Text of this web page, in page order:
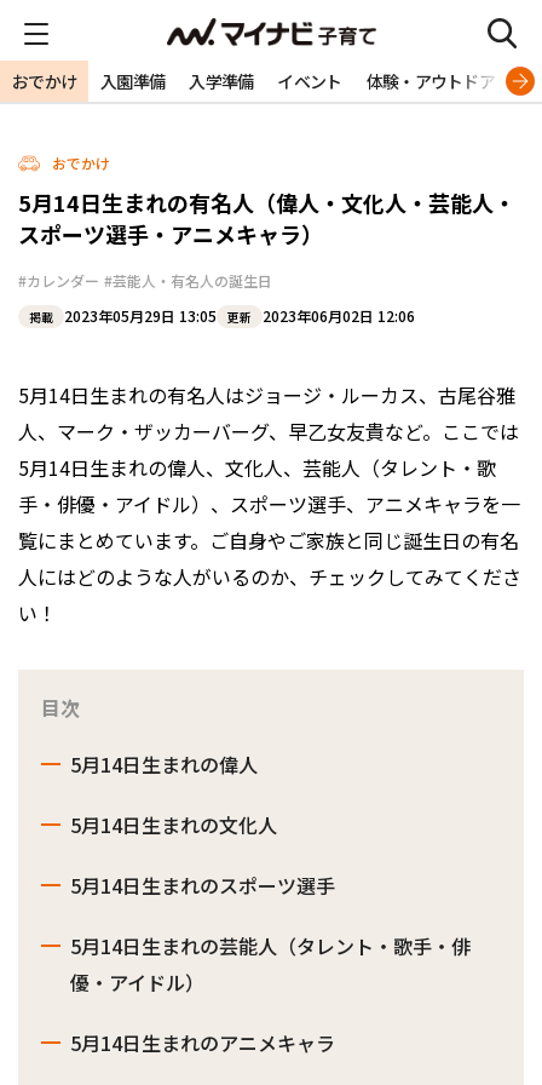
おでかけ 入園準備 入学準備 イベント 体験・アウトドア 旅
おでかけ
5月14日生まれの有名人（偉人・文化人・芸能人・
スポーツ選手・アニメキャラ）
#カレンダー #芸能人・有名人の誕生日
掲載 2023年05月29日 13:05 更新 2023年06月02日 12:06
5月14日生まれの有名人はジョージ・ルーカス、古尾谷雅
人、マーク・ザッカーバーグ、早乙女友貴など。ここでは
5月14日生まれの偉人、文化人、芸能人（タレント・歌
手・俳優・アイドル）、スポーツ選手、アニメキャラを一
覧にまとめています。ご自身やご家族と同じ誕生日の有名
人にはどのような人がいるのか、チェックしてみてくださ
い！
目次
5月14日生まれの偉人
5月14日生まれの文化人
5月14日生まれのスポーツ選手
5月14日生まれの芸能人（タレント・歌手・俳
優・アイドル）
5月14日生まれのアニメキャラ